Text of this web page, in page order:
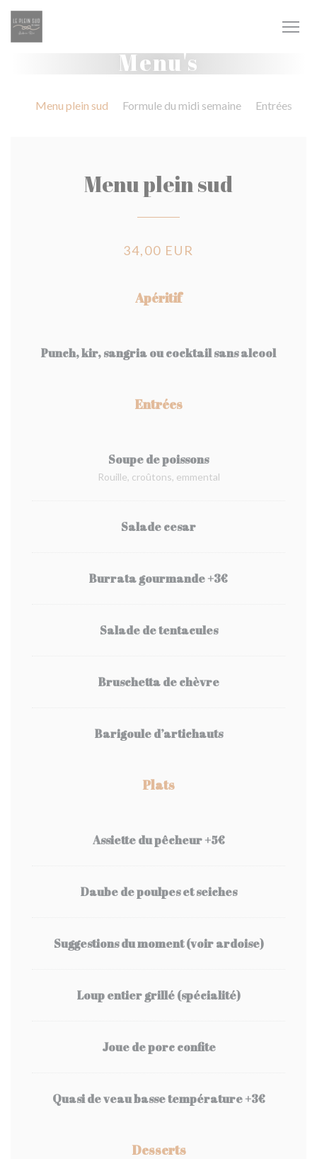
Cookies beheer paneel
Menu's
Menu plein sud Formule du midi semaine Entrées
Menu plein sud
34,00 EUR
Apéritif
Punch, kir, sangria ou cocktail sans alcool
Entrées
Soupe de poissons
Rouille, croûtons, emmental
Salade cesar
Burrata gourmande +3€
Salade de tentacules
Bruschetta de chèvre
Barigoule d’artichauts
Plats
Assiette du pêcheur +5€
Daube de poulpes et seiches
Suggestions du moment (voir ardoise)
Loup entier grillé (spécialité)
Joue de porc confite
Quasi de veau basse température +3€
Desserts